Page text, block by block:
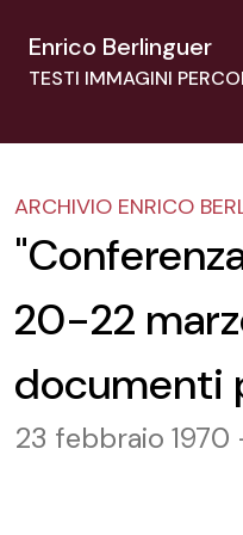
Enrico Berlinguer
TESTI IMMAGINI
ARCHIVIO ENRICO
20-22
documenti
23 febbraio 1970